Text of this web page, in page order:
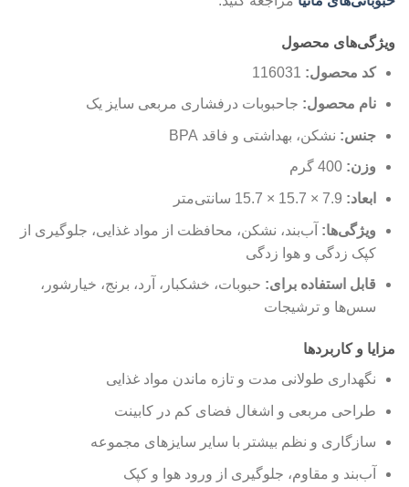
ویژگی‌های محصول
کد محصول:
نام محصول: جاحبوبات درفشاری مربعی سایز یک
جنس: نشکن، بهداشتی و فاقد BPA
وزن:
ابعاد:
ویژگی‌ها: آب‌بند، نشکن، محافظت از مواد غذایی، جلوگیری از
کپک زدگی و هوا زدگی
قابل استفاده برای: حبوبات، خشکبار، آرد، برنج، خیارشور،
سس‌ها و ترشیجات
مزایا و کاربردها
نگهداری طولانی مدت و تازه ماندن مواد غذایی
طراحی مربعی و اشغال فضای کم در کابینت
سازگاری و نظم بیشتر با سایر سایزهای مجموعه
آب‌بند و مقاوم، جلوگیری از ورود هوا و کپک